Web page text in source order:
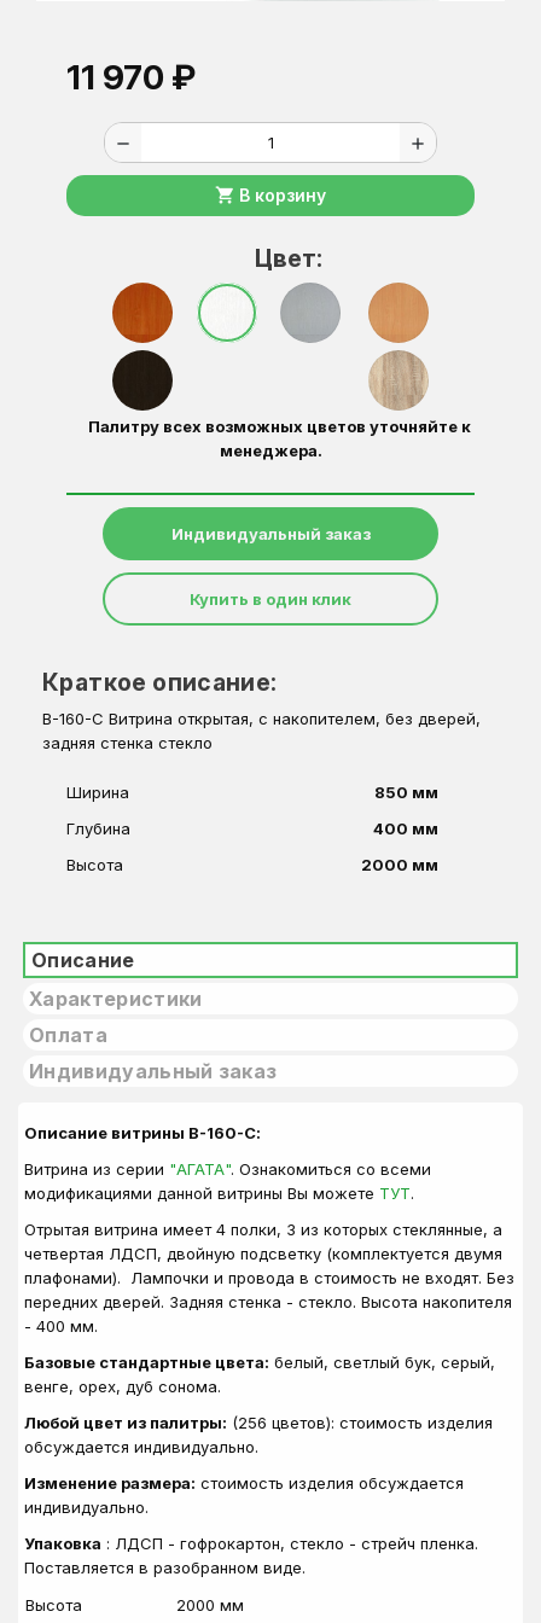
11 970 ₽
remove add
shopping_cart В корзину
Цвет:
Палитру всех возможных цветов уточняйте к
менеджера.
Индивидуальный заказ
Купить в один клик
Краткое описание:
В-160-С Витрина открытая, с накопителем, без дверей,
задняя стенка стекло
Ширина
850 мм
Глубина
400 мм
Высота
2000 мм
Описание
Характеристики
Оплата
Индивидуальный заказ
Описание витрины В-160-С:
Витрина из серии "АГАТА". Ознакомиться со всеми
модификациями данной витрины Вы можете ТУТ.
Отрытая витрина имеет 4 полки, 3 из которых стеклянные, а
четвертая ЛДСП, двойную подсветку (комплектуется двумя
плафонами). Лампочки и провода в стоимость не входят. Без
передних дверей. Задняя стенка - стекло. Высота накопителя
- 400 мм.
Базовые стандартные цвета: белый, светлый бук, серый,
венге, орех, дуб сонома.
Любой цвет из палитры: (256 цветов): стоимость изделия
обсуждается индивидуально.
Изменение размера: стоимость изделия обсуждается
индивидуально.
Упаковка : ЛДСП - гофрокартон, стекло - стрейч пленка.
Поставляется в разобранном виде.
Высота
2000 мм